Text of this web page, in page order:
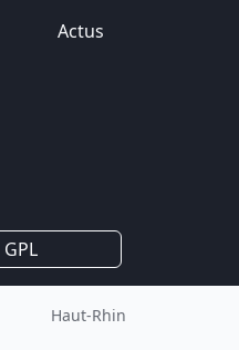
Actus
GPL
Haut-Rhin